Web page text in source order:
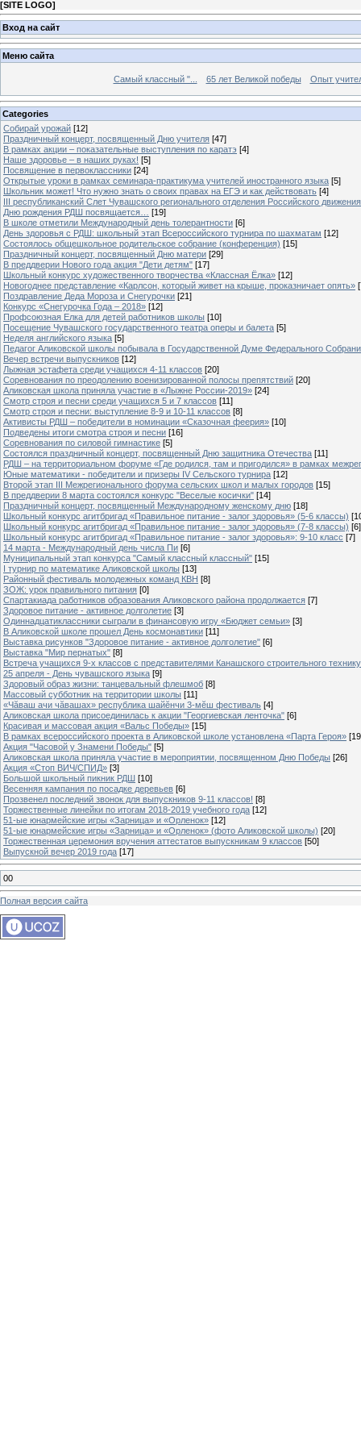
[SITE LOGO]
Вход на сайт
Меню сайта
Самый классный "... 65 лет Великой победы Опыт
Categories
Собирай урожай [12]
Праздничный концерт, посвященный Дню учителя [47]
В рамках акции – показательные выступления по каратэ [4]
Наше здоровье – в наших руках! [5]
Посвящение в первоклассники [24]
Открытые уроки в рамках семинара-практикума учителей иностранного языка [5]
Школьник может! Что нужно знать о своих правах на ЕГЭ и как действовать [4]
III республиканский Слет Чувашского регионального отделения Российского
Дню рождения РДШ посвящается…
[19]
В школе отметили Международный день толерантности [6]
День здоровья с РДШ: школьный этап Всероссийского турнира по шахматам [12]
Состоялось общешкольное родительское собрание (конференция) [15]
Праздничный концерт, посвященный Дню матери [29]
В преддверии Нового года акция "Дети детям" [17]
Школьный конкурс художественного творчества «Классная Ёлка» [12]
Новогоднее представление «Карлсон, который живет на крыше, проказничает опять»
Поздравление Деда Мороза и Снегурочки [21]
Конкурс «Снегурочка Года – 2018» [12]
Профсоюзная Елка для детей работников школы [10]
Посещение Чувашского государственного театра оперы и балета [5]
Неделя английского языка [5]
Педагог Аликовской школы побывала в Государственной Думе Федерального
Вечер встречи выпускников [12]
Лыжная эстафета среди учащихся 4-11 классов [20]
Cоревнования по преодолению военизированной полосы препятствий [20]
Аликовская школа приняла участие в «Лыжне России-2019» [24]
Смотр строя и песни среди учащихся 5 и 7 классов [11]
Смотр строя и песни: выступление 8-9 и 10-11 классов [8]
Активисты РДШ – победители в номинации «Сказочная феерия» [10]
Подведены итоги смотра строя и песни [16]
Соревнования по силовой гимнастике [5]
Состоялся праздничный концерт, посвященный Дню защитника Отечества [11]
РДШ – на территориальном форуме «Где родился, там и пригодился» в рамках
Юные математики - победители и призеры IV Сельского турнира [12]
Второй этап III Межрегионального форума сельских школ и малых городов [15]
В преддверии 8 марта состоялся конкурс "Веселые косички" [14]
Праздничный концерт, посвященный Международному женскому дню [18]
Школьный конкурс агитбригад «Правильное питание - залог здоровья» (5-6 классы)
Школьный конкурс агитбригад «Правильное питание - залог здоровья» (7-8 классы) [6]
Школьный конкурс агитбригад «Правильное питание - залог здоровья»: 9-10 класс [7]
14 марта - Международный день числа Пи [6]
Муниципальный этап конкурса "Самый классный классный" [15]
I турнир по математике Аликовской школы [13]
Районный фестиваль молодежных команд КВН [8]
ЗОЖ: урок правильного питания [0]
Спартакиада работников образования Аликовского района продолжается [7]
Здоровое питание - активное долголетие [3]
Одиннадцатиклассники сыграли в финансовую игру «Бюджет семьи» [3]
В Аликовской школе прошел День космонавтики [11]
Выставка рисунков "Здоровое питание - активное долголетие" [6]
Выставка "Мир пернатых" [8]
Встреча учащихся 9-х классов с представителями Канашского строительного
25 апреля - День чувашского языка [9]
Здоровый образ жизни: танцевальный флешмоб [8]
Массовый субботник на территории школы [11]
«Чăваш ачи чăвашах» республика шайĕнчи 3-мĕш фестиваль [4]
Аликовская школа присоединилась к акции "Георгиевская ленточка" [6]
Красивая и массовая акция «Вальс Победы» [15]
В рамках всероссийского проекта в Аликовской школе установлена «Парта Героя»
Акция "Часовой у Знамени Победы" [5]
Аликовская школа приняла участие в мероприятии, посвященном Дню Победы [26]
Акция «Стоп ВИЧ/СПИД» [3]
Большой школьный пикник РДШ [10]
Весенняя кампания по посадке деревьев [6]
Прозвенел последний звонок для выпускников 9-11 классов! [8]
Торжественные линейки по итогам 2018-2019 учебного года [12]
51-ые юнармейские игры «Зарница» и «Орленок» [12]
51-ые юнармейские игры «Зарница» и «Орленок» (фото Аликовской школы) [20]
Торжественная церемония вручения аттестатов выпускникам 9 классов [50]
Выпускной вечер 2019 года [17]
00
Полная версия сайта